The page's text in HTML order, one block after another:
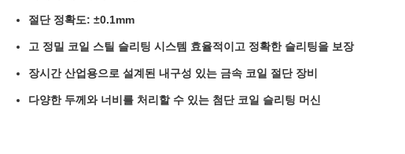
절단 정확도: ±0.1mm
고 정밀 코일 스틸 슬리팅 시스템 효율적이고 정확한 슬리팅을 보장
장시간 산업용으로 설계된 내구성 있는 금속 코일 절단 장비
다양한 두께와 너비를 처리할 수 있는 첨단 코일 슬리팅 머신